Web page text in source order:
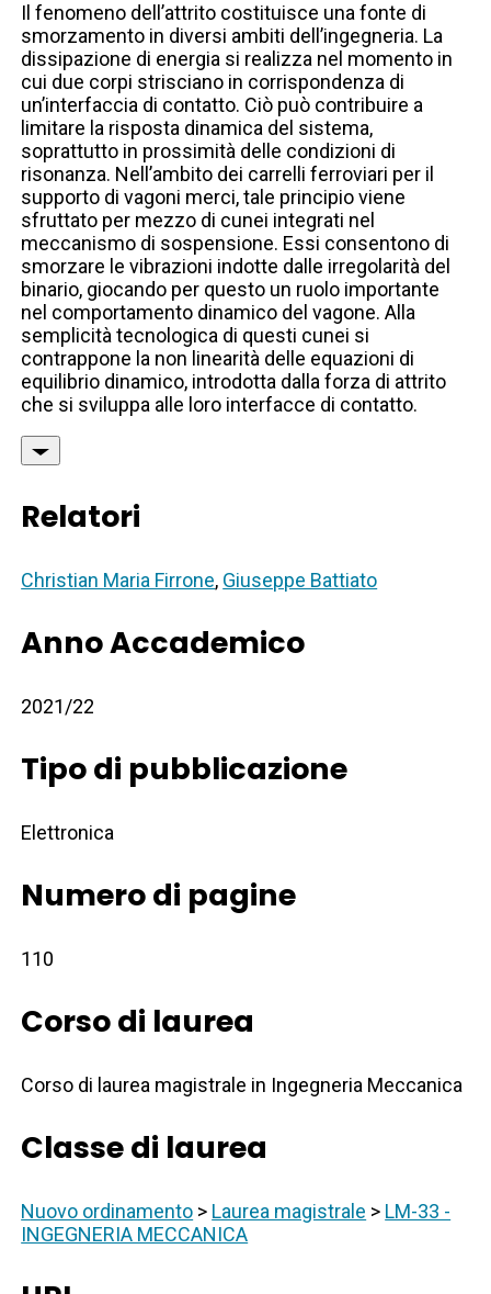
Il fenomeno dell’attrito costituisce una fonte di
smorzamento in diversi ambiti dell’ingegneria. La
dissipazione di energia si realizza nel momento in
cui due corpi strisciano in corrispondenza di
un’interfaccia di contatto. Ciò può contribuire a
limitare la risposta dinamica del sistema,
soprattutto in prossimità delle condizioni di
risonanza. Nell’ambito dei carrelli ferroviari per il
supporto di vagoni merci, tale principio viene
sfruttato per mezzo di cunei integrati nel
meccanismo di sospensione. Essi consentono di
smorzare le vibrazioni indotte dalle irregolarità del
binario, giocando per questo un ruolo importante
nel comportamento dinamico del vagone. Alla
semplicità tecnologica di questi cunei si
contrappone la non linearità delle equazioni di
equilibrio dinamico, introdotta dalla forza di attrito
che si sviluppa alle loro interfacce di contatto.
Relatori
Christian Maria Firrone, Giuseppe Battiato
Anno Accademico
2021/22
Tipo di pubblicazione
Elettronica
Numero di pagine
110
Corso di laurea
Corso di laurea magistrale in Ingegneria Meccanica
Classe di laurea
Nuovo ordinamento > Laurea magistrale > LM-33 -
INGEGNERIA MECCANICA